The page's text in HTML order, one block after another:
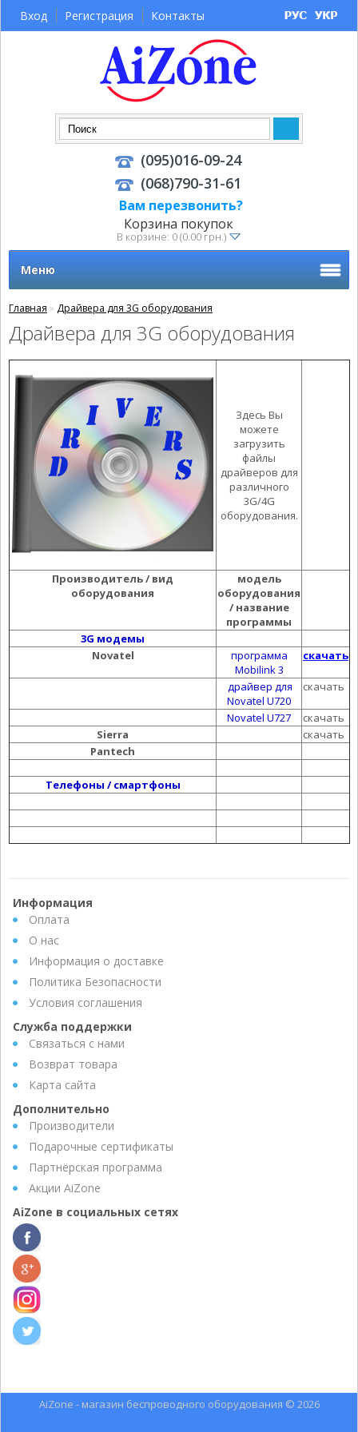
Корзина покупок
В корзине: 0 (0.00 грн.)
(095)016-09-24
(068)790-31-61
Вам перезвонить?
Вход Регистрация Контакты
Меню
Главная » Драйвера для 3G оборудования
Драйвера для 3G оборудования
Здесь Вы
можете
загрузить
файлы
драйверов для
различного
3G/4G
оборудования.
Производитель / вид
оборудования
модель
оборудования
/ название
программы
3G модемы
Novatel
программа
Mobilink 3
скачать
драйвер для
Novatel U720
скачать
Novatel U727
скачать
Sierra
скачать
Pantech
Телефоны / смартфоны
Информация
Оплата
О нас
Информация о доставке
Политика Безопасности
Условия соглашения
Служба поддержки
Связаться с нами
Возврат товара
Карта сайта
Дополнительно
Производители
Подарочные сертификаты
Партнёрская программа
Акции AiZone
AiZone в социальных сетях
AiZone - магазин беспроводного оборудования © 2026